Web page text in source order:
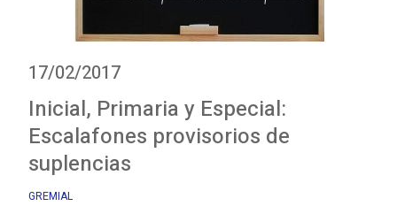
17/02/2017
Inicial, Primaria y Especial:
Escalafones provisorios de
suplencias
GREMIAL